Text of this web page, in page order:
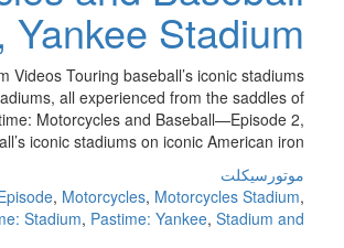
Stadium
Touring baseball’s iconic stadiums
all experienced from the saddles of
Motorcycles and Baseball—Episode 2,
iconic stadiums on iconic American iron. […]
موتورسیکلت
, Motorcycles, Motorcycles Stadium,
Stadium, Pastime: Yankee, Stadium and